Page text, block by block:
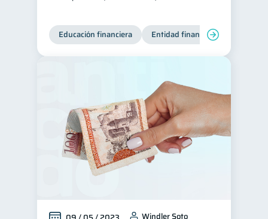
Educación financiera Entidad financiera
Windler Soto